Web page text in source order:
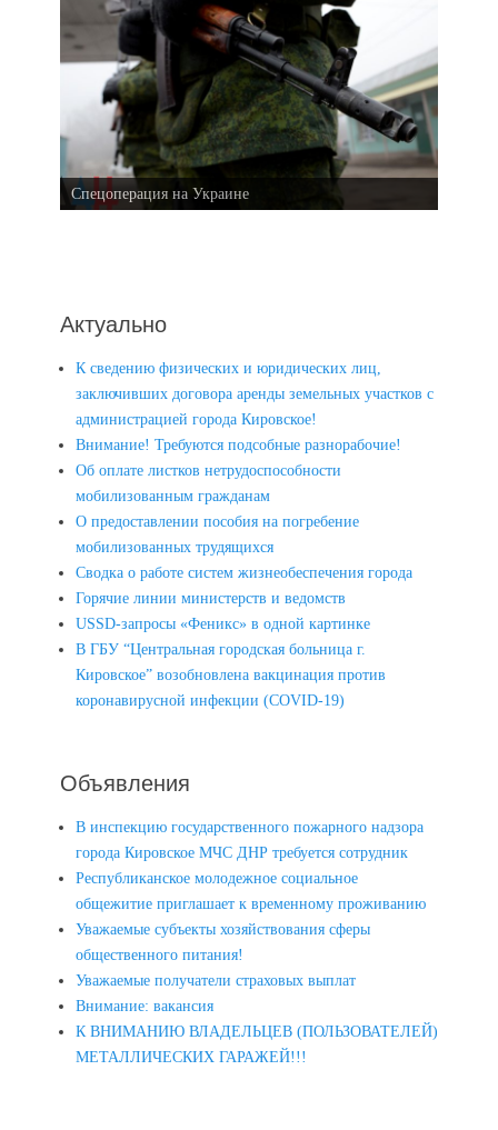
Спецоперация на Украине
Актуально
К сведению физических и юридических лиц,
заключивших договора аренды земельных участков с
администрацией города Кировское!
Внимание! Требуются подсобные разнорабочие!
Об оплате листков нетрудоспособности
мобилизованным гражданам
О предоставлении пособия на погребение
мобилизованных трудящихся
Сводка о работе систем жизнеобеспечения города
Горячие линии министерств и ведомств
USSD-запросы «Феникс» в одной картинке
В ГБУ “Центральная городская больница г.
Кировское” возобновлена вакцинация против
коронавирусной инфекции (COVID-19)
Объявления
В инспекцию государственного пожарного надзора
города Кировское МЧС ДНР требуется сотрудник
Республиканское молодежное социальное
общежитие приглашает к временному проживанию
Уважаемые субъекты хозяйствования сферы
общественного питания!
Уважаемые получатели страховых выплат
Внимание: вакансия
К ВНИМАНИЮ ВЛАДЕЛЬЦЕВ (ПОЛЬЗОВАТЕЛЕЙ)
МЕТАЛЛИЧЕСКИХ ГАРАЖЕЙ!!!